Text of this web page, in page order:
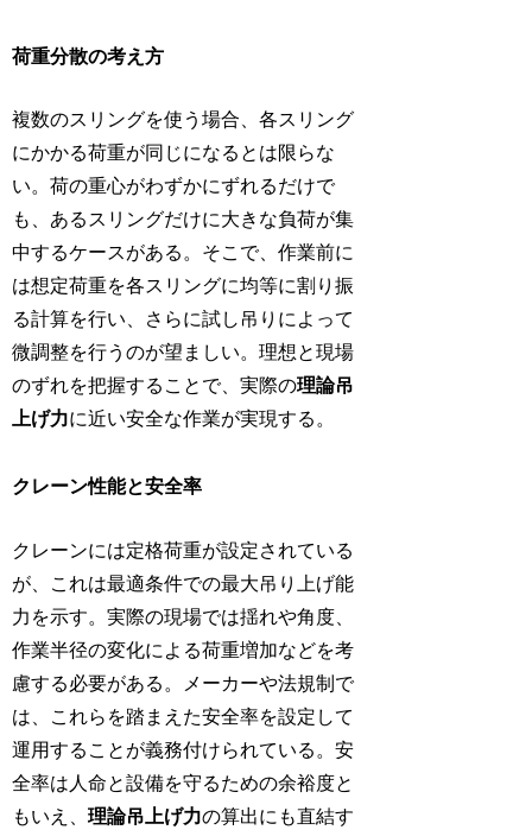
荷重分散の考え方
複数のスリングを使う場合、各スリング
にかかる荷重が同じになるとは限らな
い。荷の重心がわずかにずれるだけで
も、あるスリングだけに大きな負荷が集
中するケースがある。そこで、作業前に
は想定荷重を各スリングに均等に割り振
る計算を行い、さらに試し吊りによって
微調整を行うのが望ましい。理想と現場
のずれを把握することで、実際の理論吊
上げ力に近い安全な作業が実現する。
クレーン性能と安全率
クレーンには定格荷重が設定されている
が、これは最適条件での最大吊り上げ能
力を示す。実際の現場では揺れや角度、
作業半径の変化による荷重増加などを考
慮する必要がある。メーカーや法規制で
は、これらを踏まえた安全率を設定して
運用することが義務付けられている。安
全率は人命と設備を守るための余裕度と
もいえ、理論吊上げ力の算出にも直結す